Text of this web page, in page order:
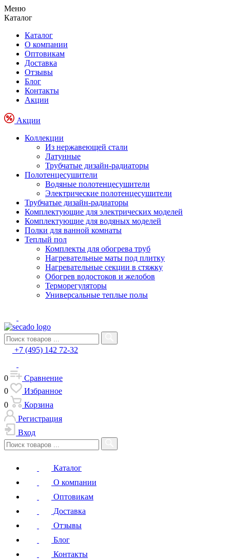
Меню
Каталог
Каталог
О компании
Оптовикам
Доставка
Отзывы
Блог
Контакты
Акции
Акции
Коллекции
Из нержавеющей стали
Латунные
Трубчатые дизайн-радиаторы
Полотенцесушители
Водяные полотенцесушители
Электрические полотенцесушители
Трубчатые дизайн-радиаторы
Комплектующие для электрических моделей
Комплектующие для водяных моделей
Полки для ванной комнаты
Теплый пол
Комплекты для обогрева труб
Нагревательные маты под плитку
Нагревательные секции в стяжку
Обогрев водостоков и желобов
Терморегуляторы
Универсальные теплые полы
+7 (495) 142 72-32
0
Сравнение
0
Избранное
0
Корзина
Регистрация
Вход
Каталог
О компании
Оптовикам
Доставка
Отзывы
Блог
Контакты